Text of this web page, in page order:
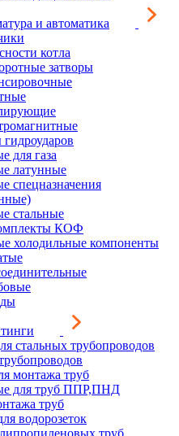
и автоматика
котла
затворы
для газа
латунные
спецназначения
стальные
КОФ
холодильные компоненты
стальных трубопроводов
монтажа труб
для труб ППР,ПНД
труб
водорозеток
труб